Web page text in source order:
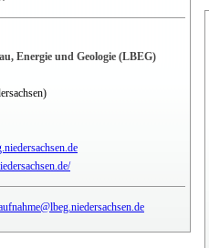
Energie und Geologie (LBEG)